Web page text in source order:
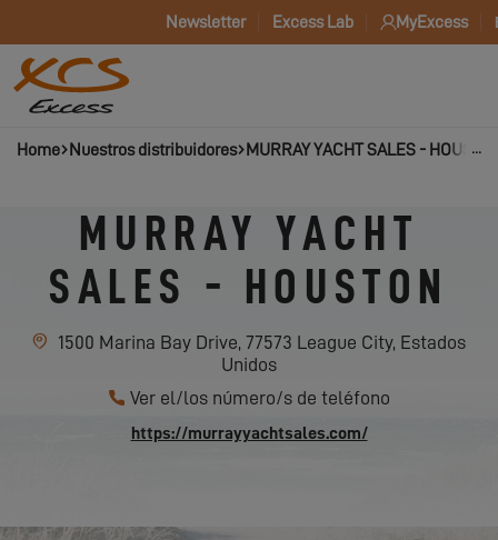
Newsletter Excess Lab MyExcess
Home Nuestros distribuidores MURRAY YACHT SALES -
MURRAY YACHT
SALES - HOUSTON
1500 Marina Bay Drive, 77573 League City, Estados
Unidos
Ver el/los número/s de teléfono
https://murrayyachtsales.com/